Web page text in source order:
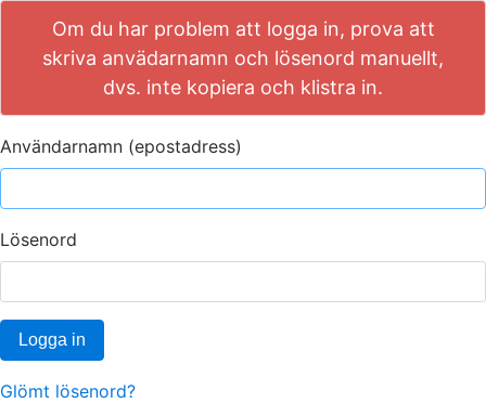
Om du har problem att logga in, prova att
skriva anvädarnamn och lösenord manuellt,
dvs. inte kopiera och klistra in.
Användarnamn (epostadress)
Lösenord
Logga in
Glömt lösenord?